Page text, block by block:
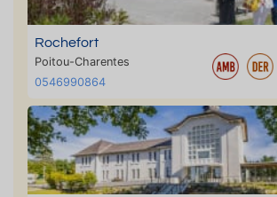
Rochefort
Poitou-Charentes
0546990864